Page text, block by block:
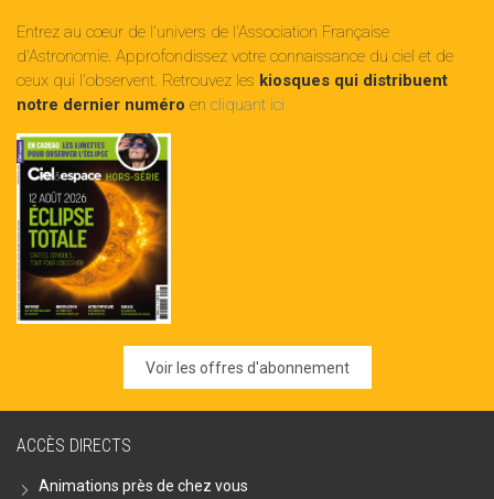
Entrez au cœur de l'univers de l'Association Française
d'Astronomie. Approfondissez votre connaissance du ciel et de
ceux qui l'observent. Retrouvez les kiosques qui distribuent
notre dernier numéro en cliquant ici
Voir les offres d'abonnement
ACCÈS DIRECTS
Animations près de chez vous